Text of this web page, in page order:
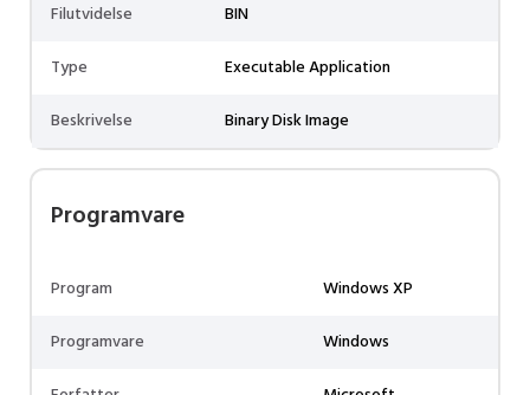
Filutvidelse
BIN
Type
Executable Application
Beskrivelse
Binary Disk Image
Programvare
Program
Windows XP
Programvare
Windows